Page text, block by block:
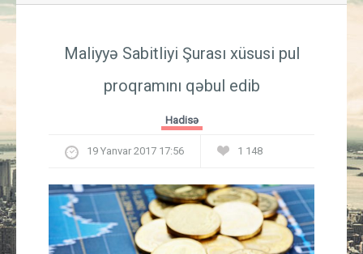
İqtisadiyyat
Güney Azərbaycan
Mədəniyyət
Maliyyə Sabitliyi Şurası xüsusi pul
proqramını qəbul edib
Hadisə
19 Yanvar 2017 17:56 1 148